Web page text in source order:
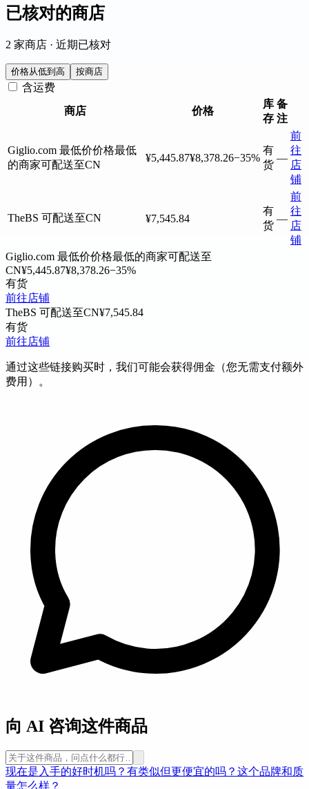
已核对的商店
2 家商店 · 近期已核对
价格从低到高 按商店
含运费
商店
价格
库
存
备
注
Giglio.com 最低价价格最低
的商家可配送至CN
¥5,445.87¥8,378.26−35%
有
货
—
前
往
店
铺
TheBS 可配送至CN ¥7,545.84
有
货
—
前
往
店
铺
Giglio.com 最低价价格最低的商家可配送至
CN¥5,445.87¥8,378.26−35%
有货
前往店铺
TheBS 可配送至CN¥7,545.84
有货
前往店铺
通过这些链接购买时，我们可能会获得佣金（您无需支付额外
费用）。
向 AI 咨询这件商品
现在是入手的好时机吗？ 有类似但更便宜的吗？ 这个品牌和质
量怎么样？